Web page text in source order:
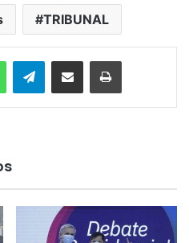
TRIBUNAL
WhatsAppTelegramEnviar vía email Imprimir